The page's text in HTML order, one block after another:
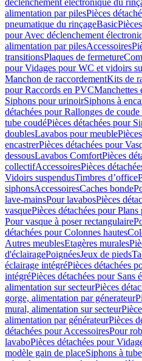
déclenchement électronique du
alimentation par pilesPièces
pneumatique du rinçageBasic
pour Avec déclenchement
alimentation par pilesAccessoires
transitionsPlaques de fermeture
pour Vidages pour WC et vidoirs
Manchon de raccordementKits de
pour Raccords en PVCManchettes
Siphons pour urinoirSiphons à
détachées pour Rallonges de coude
tube coudéPièces détachées pour
doublesLavabos pour meuble
encastrerPièces détachées pour
dessousLavabos ComfortPièces
collectifAccessoiresPièces
Vidoirs suspendusTimbres dʼoffice
siphonsAccessoiresCaches bonde
lave-mainsPour lavabosPièces
vasquePièces détachées pour
Pour vasque à poser rectangulaire
détachées pour Colonnes hautes
Autres meublesEtagères murales
d'éclairagePoignéesJeux de pieds
éclairage intégréPièces détachées
intégréPièces détachées pour Sans
alimentation sur secteurPièces
gorge, alimentation par génerateur
mural, alimentation sur secteur
alimentation par générateurPièces
détachées pour AccessoiresPour
lavaboPièces détachées pour
modèle gain de placeSiphons à